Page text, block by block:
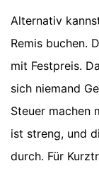
Alternativ
Remis buchen.
mit Festpreis.
sich niemand
Steuer machen
ist streng, und
durch. Für